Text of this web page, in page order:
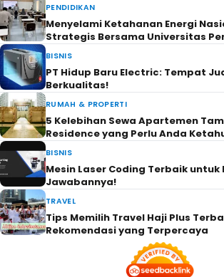
PENDIDIKAN
Menyelami Ketahanan Energi
Strategis Bersama Universitas
BISNIS
PT Hidup Baru Electric: Tempat
Berkualitas!
RUMAH & PROPERTI
5 Kelebihan Sewa Apartemen
Residence yang Perlu Anda
BISNIS
Mesin Laser Coding Terbaik untuk
Jawabannya!
TRAVEL
Tips Memilih Travel Haji Plus
Rekomendasi yang Terpercaya